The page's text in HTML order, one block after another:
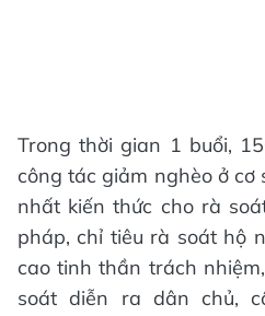
Trong thời gian 1 buổi,
công tác giảm nghèo ở cơ
nhất kiến thức cho rà
pháp, chỉ tiêu rà soát hộ
cao tinh thần trách
soát diễn ra dân chủ,